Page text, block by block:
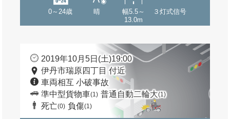
0～24歳 晴
幅5.5～
13.0m
３灯式信号
2019年10月5日(土)19:00
伊丹市瑞原四丁目 付近
車両相互 小破事故
準中型貨物車(1) 普通自動二輪大(1)
死亡(0) 負傷(1)